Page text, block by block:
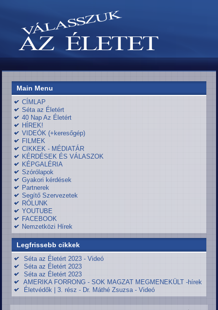
Main Menu
CÍMLAP
Séta az Életért
40 Nap Az Életért
HÍREK!
VIDEÓK (+keresőgép)
FILMEK
CIKKEK - MÉDIATÁR
KÉRDÉSEK ÉS VÁLASZOK
KÉPGALÉRIA
Szórólapok
Gyakori kérdések
Partnerek
Segítő Szervezetek
RÓLUNK
YOUTUBE
FACEBOOK
Nemzetközi Hírek
Legfrissebb cikkek
Séta az Életért 2023 - Videó
Séta az Életért 2023
Séta az Életért 2023
AMERIKA FORRONG - SOK MAGZAT MEGMENEKÜLT -hírek
Életvédők | 3. rész - Dr. Máthé Zsuzsa - Videó